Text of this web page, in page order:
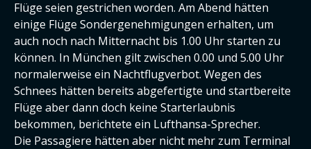
Flüge seien gestrichen worden. Am Abend hätten
einige Flüge Sondergenehmigungen erhalten, um
auch noch nach Mitternacht bis 1.00 Uhr starten zu
können. In München gilt zwischen 0.00 und 5.00 Uhr
normalerweise ein Nachtflugverbot. Wegen des
Schnees hätten bereits abgefertigte und startbereite
Flüge aber dann doch keine Starterlaubnis
bekommen, berichtete ein Lufthansa-Sprecher.
Die Passagiere hätten aber nicht mehr zum Terminal